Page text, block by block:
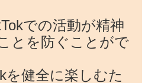
での活動が精神
とを防ぐことがで
を健全に楽しむた